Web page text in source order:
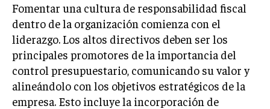
Fomentar una cultura de responsabilidad fiscal
dentro de la organización comienza con el
liderazgo. Los altos directivos deben ser los
principales promotores de la importancia del
control presupuestario, comunicando su valor y
alineándolo con los objetivos estratégicos de la
empresa. Esto incluye la incorporación de